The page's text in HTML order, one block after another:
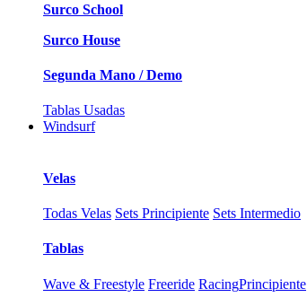
Surco School
Surco House
Segunda Mano / Demo
Tablas Usadas
Windsurf
Velas
Todas Velas Sets Principiente Sets Intermedio
Tablas
Wave & Freestyle Freeride RacingPrincipiente